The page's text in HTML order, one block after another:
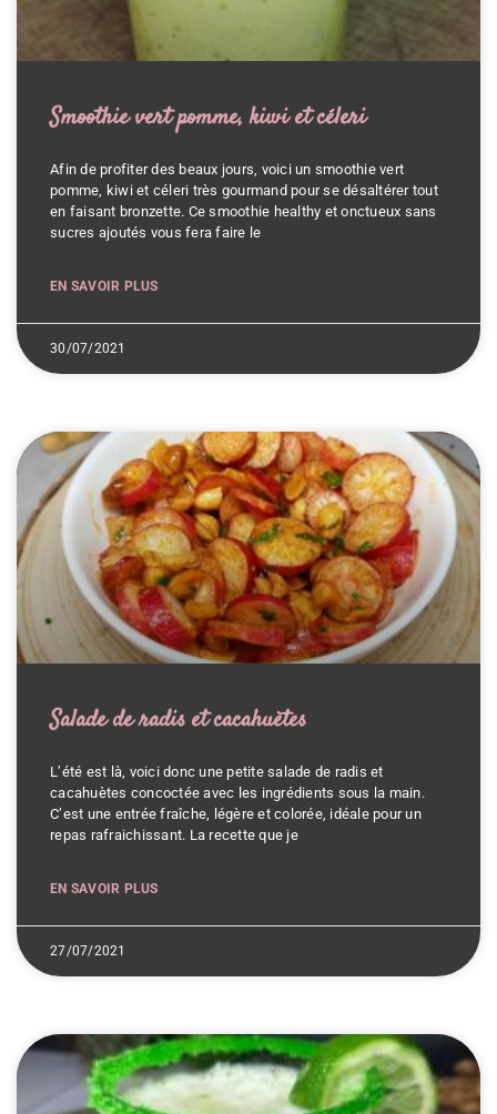
Smoothie vert pomme, kiwi et céleri
Afin de profiter des beaux jours, voici un smoothie vert
pomme, kiwi et céleri très gourmand pour se désaltérer tout
en faisant bronzette. Ce smoothie healthy et onctueux sans
sucres ajoutés vous fera faire le
EN SAVOIR PLUS
30/07/2021
Salade de radis et cacahuètes
L’été est là, voici donc une petite salade de radis et
cacahuètes concoctée avec les ingrédients sous la main.
C’est une entrée fraîche, légère et colorée, idéale pour un
repas rafraichissant. La recette que je
EN SAVOIR PLUS
27/07/2021